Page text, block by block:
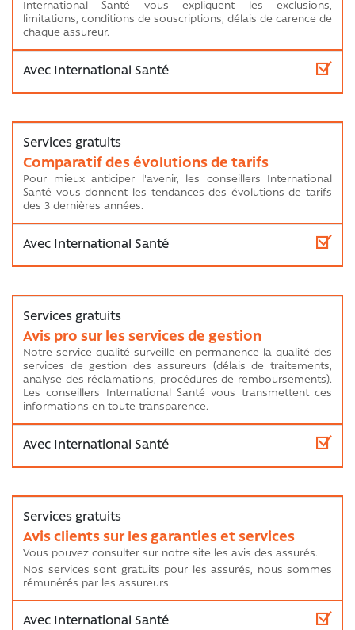
International Santé vous expliquent les exclusions,
limitations, conditions de souscriptions, délais de carence de
chaque assureur.
Comparatif des évolutions de tarifs
Pour mieux anticiper l'avenir, les conseillers International
Santé vous donnent les tendances des évolutions de tarifs
des 3 dernières années.
Avis pro sur les services de gestion
Notre service qualité surveille en permanence la qualité des
services de gestion des assureurs (délais de traitements,
analyse des réclamations, procédures de remboursements).
Les conseillers International Santé vous transmettent ces
informations en toute transparence.
Avis clients sur les garanties et services
Vous pouvez consulter sur notre site les avis des assurés.
Nos services sont gratuits pour les assurés, nous sommes
rémunérés par les assureurs.